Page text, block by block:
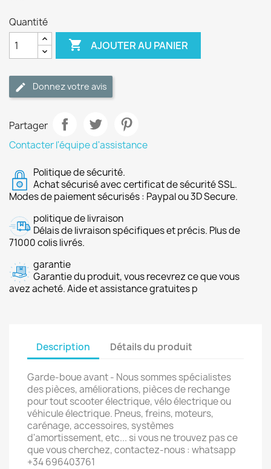
Quantité
 AJOUTER AU PANIER
Donnez votre avis
Partager
Contacter l'équipe d'assistance
Politique de sécurité.
Achat sécurisé avec certificat de sécurité SSL.
Modes de paiement sécurisés : Paypal ou 3D Secure.
politique de livraison
Délais de livraison spécifiques et précis. Plus de
71000 colis livrés.
garantie
Garantie du produit, vous recevrez ce que vous
avez acheté. Aide et assistance gratuites p
Description Détails du produit
Garde-boue avant - Nous sommes spécialistes
des pièces, améliorations, pièces de rechange
pour tout scooter électrique, vélo électrique ou
véhicule électrique. Pneus, freins, moteurs,
carénage, accessoires, systèmes
d'amortissement, etc... si vous ne trouvez pas ce
que vous cherchez, contactez-nous : whatsapp
+34 696403761